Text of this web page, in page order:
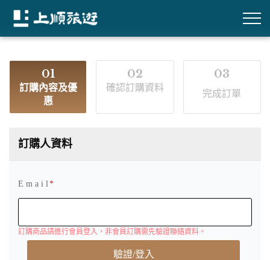
01
訂購內容及優
惠
02
確認訂購資料
03
完成訂單
訂購人資料
E m a i l
訂購商品請進行會員登入，非會員訂購需先驗證聯絡資料。
驗證/登入